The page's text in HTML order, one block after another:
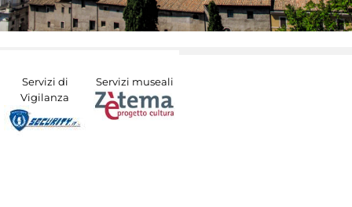
Servizi di
Vigilanza
Servizi museali